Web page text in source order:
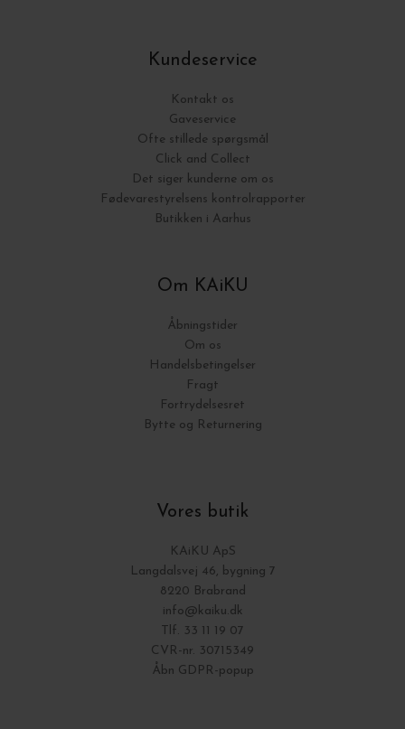
Kundeservice
Kontakt os
Gaveservice
Ofte stillede spørgsmål
Click and Collect
Det siger kunderne om os
Fødevarestyrelsens kontrolrapporter
Butikken i Aarhus
Om KAiKU
Åbningstider
Om os
Handelsbetingelser
Fragt
Fortrydelsesret
Bytte og Returnering
Vores butik
KAiKU ApS
Langdalsvej 46, bygning 7
8220 Brabrand
info@kaiku.dk
Tlf. 33 11 19 07
CVR-nr. 30715349
Åbn GDPR-popup